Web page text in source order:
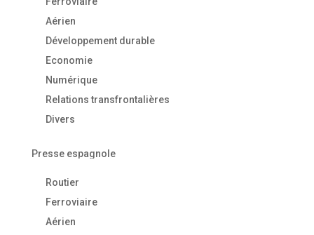
Aérien
Développement durable
Economie
Numérique
Relations transfrontalières
Divers
Presse espagnole
Routier
Ferroviaire
Aérien